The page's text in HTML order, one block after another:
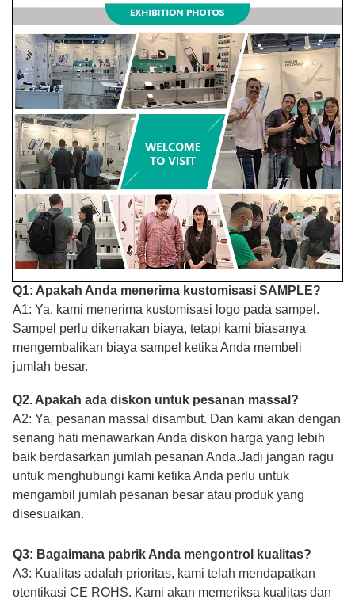
Q1: Apakah Anda menerima kustomisasi SAMPLE?
A1: Ya, kami menerima kustomisasi logo pada sampel.
Sampel perlu dikenakan biaya, tetapi kami biasanya
mengembalikan biaya sampel ketika Anda membeli
jumlah besar.
Q2. Apakah ada diskon untuk pesanan massal?
A2: Ya, pesanan massal disambut. Dan kami akan dengan
senang hati menawarkan Anda diskon harga yang lebih
baik berdasarkan jumlah pesanan Anda.Jadi jangan ragu
untuk menghubungi kami ketika Anda perlu untuk
mengambil jumlah pesanan besar atau produk yang
disesuaikan.
Q3: Bagaimana pabrik Anda mengontrol kualitas?
A3: Kualitas adalah prioritas, kami telah mendapatkan
otentikasi CE ROHS. Kami akan memeriksa kualitas dan